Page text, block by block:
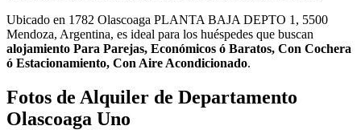
Ubicado en 1782 Olascoaga PLANTA BAJA DEPTO 1, 5500
Mendoza, Argentina, es ideal para los huéspedes que buscan
alojamiento Para Parejas, Económicos ó Baratos, Con Cochera
ó Estacionamiento, Con Aire Acondicionado.
Fotos de Alquiler de Departamento
Olascoaga Uno